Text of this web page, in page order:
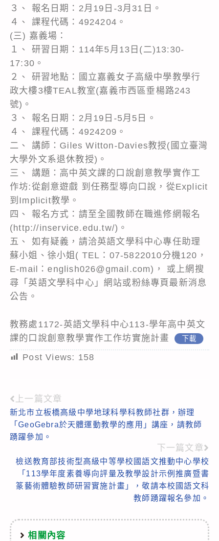
３、 報名日期：2月19日-3月31日。
４、 課程代碼：4924204。
(三) 嘉義場：
１、 研習日期：114年5月13日(二)13:30-
17:30。
２、 研習地點：國立嘉義女子高級中學教學行
政大樓3樓TEAL教室(嘉義市西區垂楊路243
號)。
３、 報名日期：2月19日-5月5日。
４、 課程代碼：4924209。
二、 講師：Giles Witton-Davies教授(國立臺灣
大學外文系退休教授)。
三、 講題：高中英文課的口說創意教學實作工
作坊:從創意遊戲 到任務型導向口說，從Explicit
到Implicit教學。
四、 報名方式：請至全國教師在職進修網報名
(http://inservice.edu.tw/)。
五、 如有疑義，請洽英語文學科中心專任助理
蘇小姐、徐小姐( TEL：07-5822010分機120，
E-mail：english026@gmail.com)， 或上網搜
尋「英語文學科中心」網站或粉絲專頁最新消息
公告。
教務處1172-英語文學科中心113-學年高中英文
課的口說創意教學實作工作坊實施計畫
下載
Post Views: 158
Read
more
articles
上一篇文章
新北市立板橋高級中學地球科學科教師社群，辦理
「GeoGebra於天體運動教學的應用」講座，請教師
踴躍參加。
下一篇文章
檢送教育部技術型高級中等學校國語文推動中心學校
「113學年度素養導向評量及教學設計示例推廣暨書
篆藝術體驗教師研習實施計畫」，敬請本校國語文科
教師踴躍報名參加。
相關內容